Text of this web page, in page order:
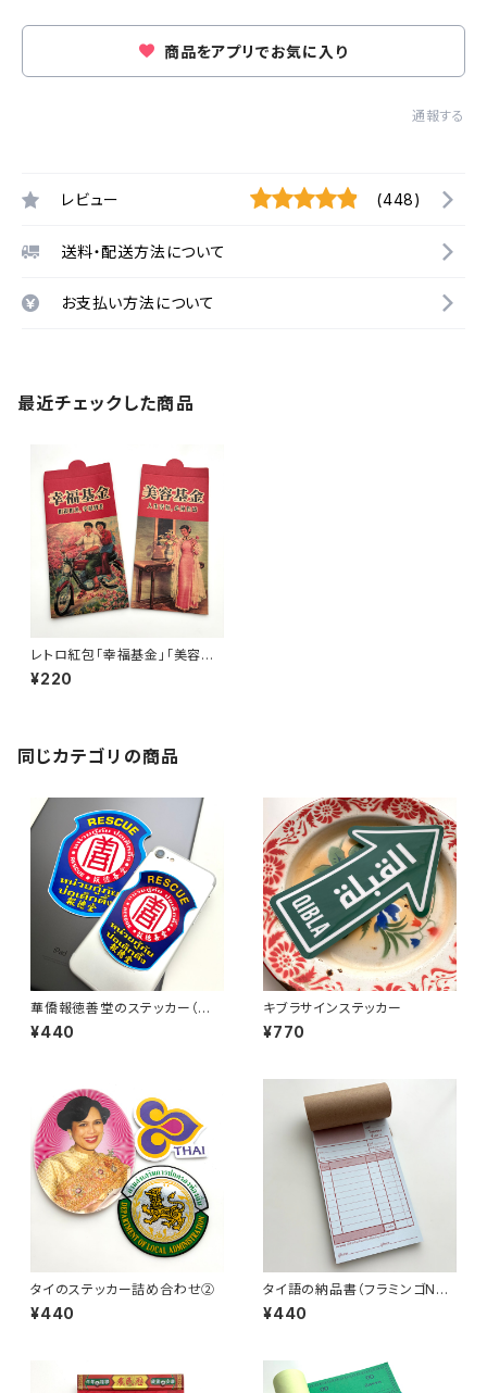
商品をアプリでお気に入り
通報する
レビュー (448)
送料・配送方法について
お支払い方法について
最近チェックした商品
レトロ紅包「幸福基金」「美容基
金」セット
¥220
同じカテゴリの商品
華僑報徳善堂のステッカー（大
小2枚セット）
¥440
キブラサインステッカー
¥770
タイのステッカー詰め合わせ②
¥440
タイ語の納品書（フラミンゴNo.
3）
¥440